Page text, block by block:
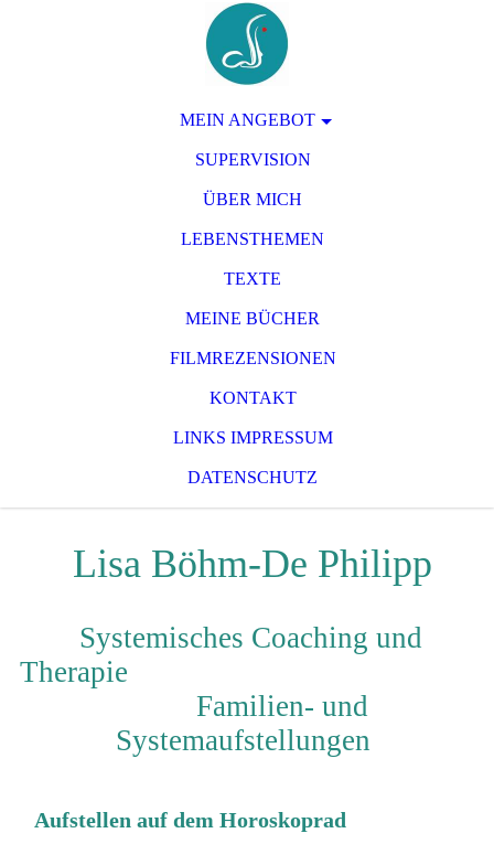
MEIN ANGEBOT
SUPERVISION
ÜBER MICH
LEBENSTHEMEN
TEXTE
MEINE BÜCHER
FILMREZENSIONEN
KONTAKT
LINKS IMPRESSUM
DATENSCHUTZ
Lisa Böhm-De Philipp
Systemisches Coaching und
Therapie
Familien- und
Systemaufstellungen
Aufstellen auf dem Horoskoprad